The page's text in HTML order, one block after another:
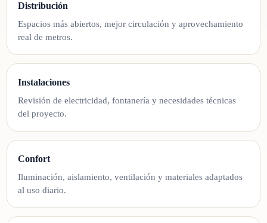
Distribución
Espacios más abiertos, mejor circulación y aprovechamiento
real de metros.
Instalaciones
Revisión de electricidad, fontanería y necesidades técnicas
del proyecto.
Confort
Iluminación, aislamiento, ventilación y materiales adaptados
al uso diario.